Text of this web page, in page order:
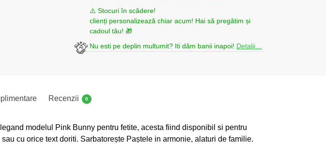
⚠️ Stocuri în scădere!
clienți personalizează chiar acum! Hai să pregătim și
cadoul tău! 🎁
Nu esti pe deplin multumit? Iti dăm banii inapoi! Detalii…
Recenzii 0
modelul Pink Bunny pentru fetite, acesta fiind disponibil si pentru
cu orice text doriti. Sarbatorește Paștele in armonie, alaturi de familie.